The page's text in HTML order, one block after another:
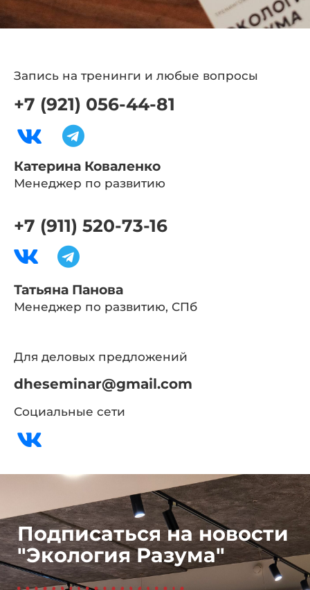
Запись на тренинги и любые вопросы
+7 (921) 056-44-81
Катерина Коваленко
Менеджер по развитию
+7 (911) 520-73-16
Татьяна Панова
Менеджер по развитию, СПб
Для деловых предложений
dheseminar@gmail.com
Социальные сети
Подписаться на новости
"Экология Разума"